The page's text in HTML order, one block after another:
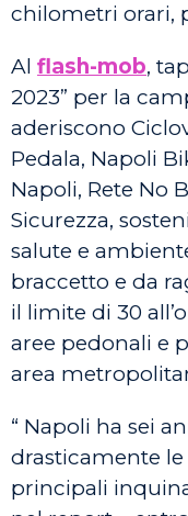
chilometri orari,
Al flash-mob,
2023” per la
aderiscono
Pedala, Napoli
Napoli, Rete No
Sicurezza,
salute e
braccetto e da
il limite di 30
aree pedonali e
area
“ Napoli ha sei
drasticamente
principali